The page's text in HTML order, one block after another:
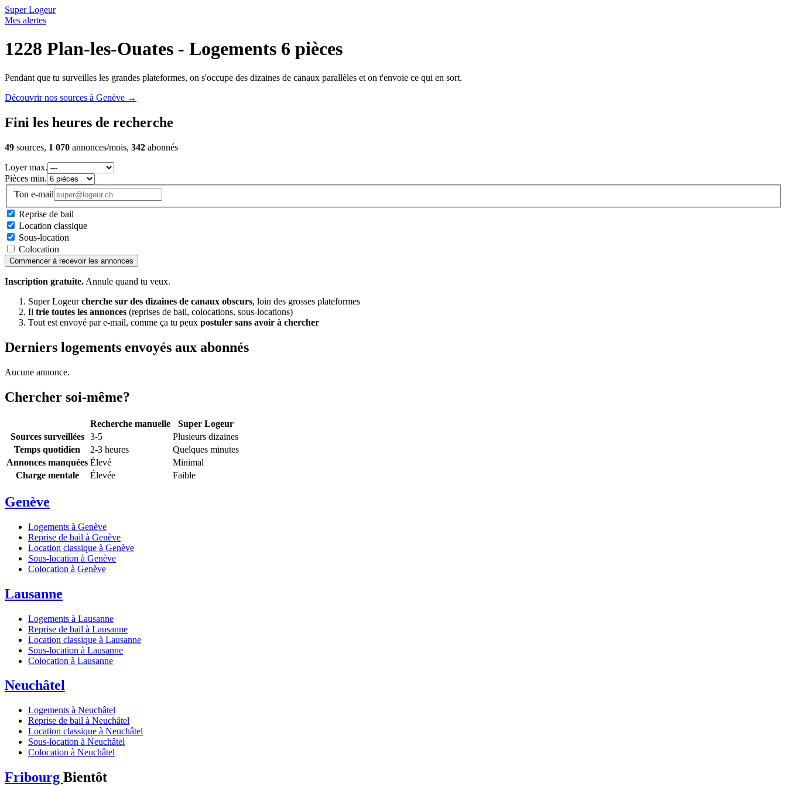
Super Logeur
Mes alertes
1228 Plan-les-Ouates - Logements 6 pièces
Pendant que tu surveilles les grandes plateformes, on s'occupe des dizaines de canaux parallèles et on t'envoie ce qui en sort.
Découvrir nos sources à Genève →
Fini les heures de recherche
49 sources, 1 070 annonces/mois, 342 abonnés
Loyer max.
Pièces min.
Ton e-mail
Reprise de bail
Location classique
Sous-location
Colocation
Commencer à recevoir les annonces
Inscription gratuite. Annule quand tu veux.
Super Logeurcherche sur des dizaines de canaux obscurs, loin des grosses plateformes
Il trie toutes les annonces (reprises de bail, colocations, sous-locations)
Tout est envoyé par e-mail, comme ça tu peux postuler sans avoir à chercher
Derniers logements envoyés aux abonnés
Aucune annonce.
Chercher soi-même?
Recherche manuelle
Super Logeur
Sources surveillées
3-5
Plusieurs dizaines
Temps quotidien
2-3 heures
Quelques minutes
Annonces manquées Élevé
Minimal
Charge mentale
Élevée Faible
Genève
Logements à Genève
Reprise de bail à Genève
Location classique à Genève
Sous-location à Genève
Colocation à Genève
Lausanne
Logements à Lausanne
Reprise de bail à Lausanne
Location classique à Lausanne
Sous-location à Lausanne
Colocation à Lausanne
Neuchâtel
Logements à Neuchâtel
Reprise de bail à Neuchâtel
Location classique à Neuchâtel
Sous-location à Neuchâtel
Colocation à Neuchâtel
Fribourg Bientôt